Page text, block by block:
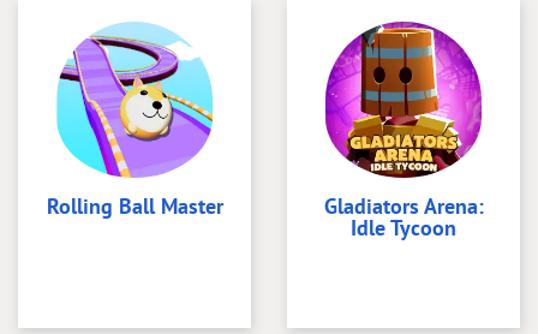
Rolling Ball Master Gladiators Arena:
Idle Tycoon